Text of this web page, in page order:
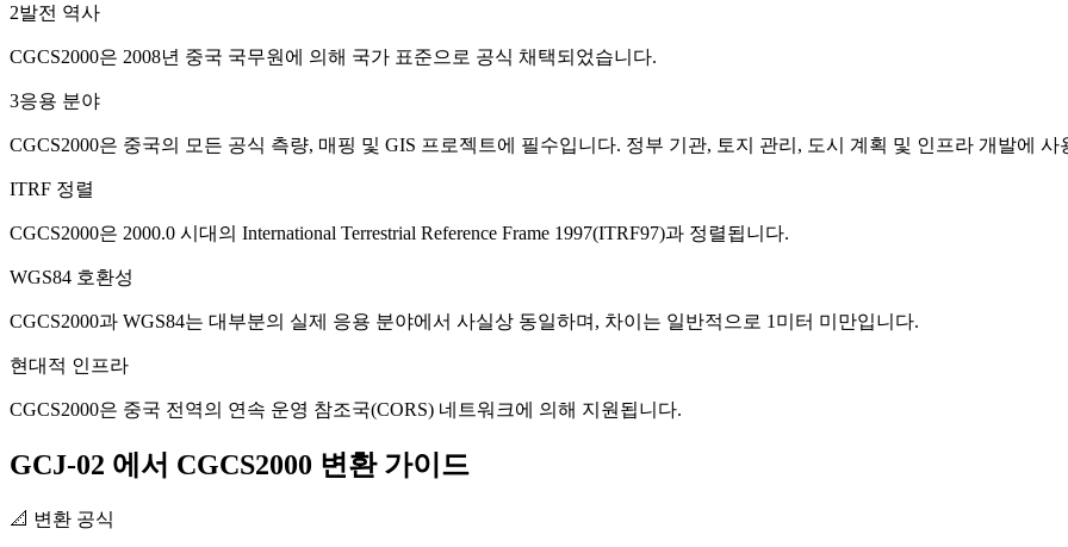
2발전 역사
CGCS2000은 2008년 중국 국무원에 의해 국가 표준으로 공식 채택되었습니다.
3응용 분야
CGCS2000은 중국의 모든 공식 측량, 매핑 및 GIS 프로젝트에 필수입니다. 정부 기관, 토지 관리, 도시 계획 및 인프라 개발에 사
ITRF 정렬
CGCS2000은 2000.0 시대의 International Terrestrial Reference Frame 1997(ITRF97)과 정렬됩니다.
WGS84 호환성
CGCS2000과 WGS84는 대부분의 실제 응용 분야에서 사실상 동일하며, 차이는 일반적으로 1미터 미만입니다.
현대적 인프라
CGCS2000은 중국 전역의 연속 운영 참조국(CORS) 네트워크에 의해 지원됩니다.
GCJ-02 에서 CGCS2000 변환 가이드
📐 변환 공식